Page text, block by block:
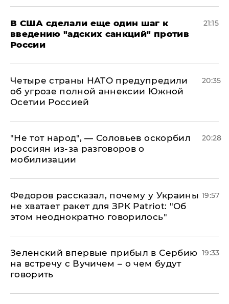
В США сделали еще один шаг к
введению "адских санкций" против
России
21:15
Четыре страны НАТО предупредили
об угрозе полной аннексии Южной
Осетии Россией
20:35
​"Не тот народ", — Соловьев оскорбил
россиян из-за разговоров о
мобилизации
20:28
Федоров рассказал, почему у Украины
не хватает ракет для ЗРК Patriot: "Об
этом неоднократно говорилось"
19:57
Зеленский впервые прибыл в Сербию
на встречу с Вучичем – о чем будут
говорить
19:33